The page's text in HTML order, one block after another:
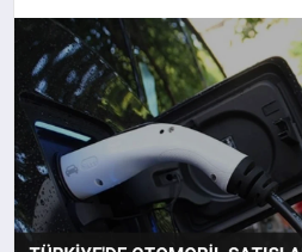
SIYASET
SPOR
YAŞAM